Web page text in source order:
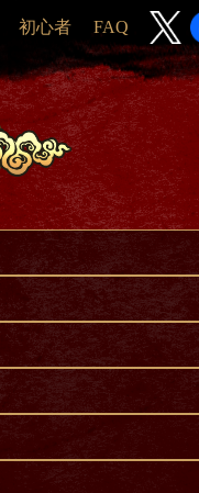
初心者 FAQ